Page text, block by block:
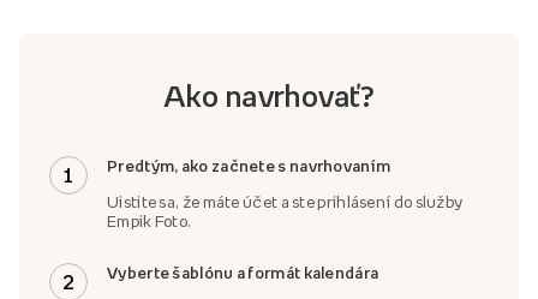
Ako navrhovať?
1 Predtým, ako začnete s navrhovaním
Uistite sa, že máte účet a ste prihlásení do služby
Empik Foto.
2 Vyberte šablónu a formát kalendára